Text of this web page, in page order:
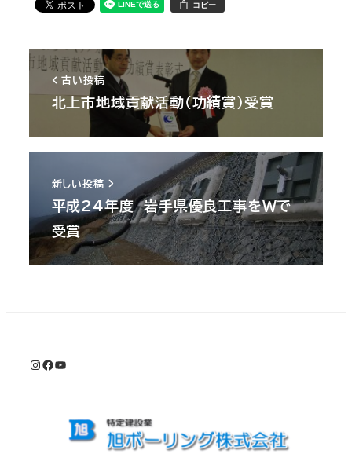
コピー
古い投稿
北上市地域貢献活動（功績賞）受賞
新しい投稿
平成24年度 岩手県優良工事をＷで
受賞
InstagramFacebook YouTube